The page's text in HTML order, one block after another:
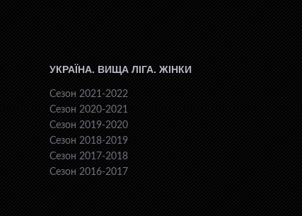
УКРАЇНА. ВИЩА ЛІГА. ЖІНКИ
Сезон 2021-2022
Сезон 2020-2021
Сезон 2019-2020
Сезон 2018-2019
Сезон 2017-2018
Сезон 2016-2017